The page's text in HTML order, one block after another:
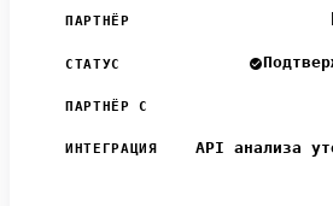
ПАРТНЁР
СТАТУС
ПАРТНЁР С
ИНТЕГРАЦИЯ
API анализа